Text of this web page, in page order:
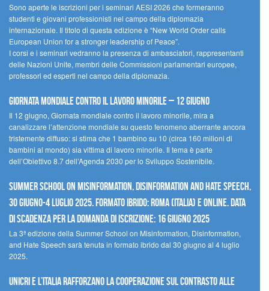
Sono aperte le iscrizioni per i seminari AESI 2026 che formeranno
studenti e giovani professionisti nel campo della diplomazia
internazionale. Il titolo di questa edizione è “New World Order calls
European Union for a stronger leadership of Peace”.
I corsi e i seminari vedranno la presenza di ambasciatori, rappresentanti
delle Nazioni Unite, membri delle Commissioni parlamentari europee,
professori ed esperti nel campo della diplomazia.
Giornata mondiale contro il lavoro minorile – 12 giugno
Il 12 giugno, Giornata mondiale contro il lavoro minorile, mira a
canalizzare l’attenzione mondiale su questo fenomeno aberrante ancora
tristemente diffuso: si stima che 1 bambino su 10 (circa 160 milioni di
bambini al mondo) sia vittima di lavoro minorile. Il tema è parte
dell’Obiettivo 8.7 dell’Agenda 2030 per lo Sviluppo Sostenibile.
Summer School on Misinformation, Disinformation and Hate Speech,
30 giugno-4 luglio 2025. Formato ibrido: Roma (Italia) e online. Data
di scadenza per la domanda di iscrizione: 16 giugno 2025
La 3ª edizione della Summer School on Misinformation, Disinformation,
and Hate Speech sarà tenuta in formato ibrido dal 30 giugno al 4 luglio
2025.
UNICRI e l’Italia rafforzano la cooperazione sul contrasto alle